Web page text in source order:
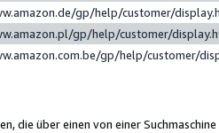
gp/help/customer/
gp/help/customer/
gp/help/customer/
die über einen von einer